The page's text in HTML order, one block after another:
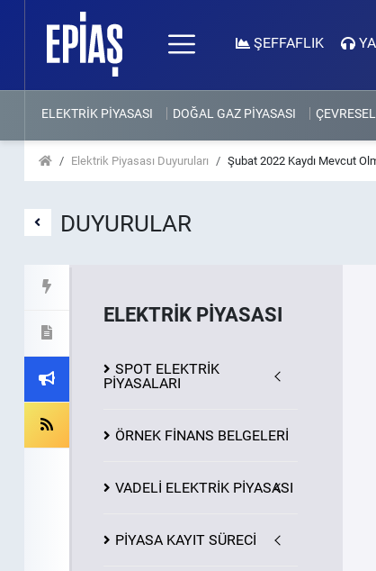
ŞEFFAFLIK
ELEKTRİK PİYASASI DOĞAL GAZ PİYASASI
Elektrik Piyasası Duyuruları Şubat 2022 Kaydı Mevcut
DUYURULAR
ELEKTRİK PİYASASI
SPOT ELEKTRİK
PİYASALARI
ÖRNEK FİNANS BELGELERİ
VADELİ ELEKTRİK PİYASASI
PİYASAKAYIT SÜRECİ